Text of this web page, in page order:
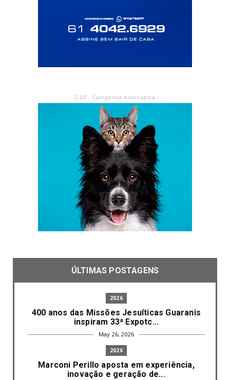
- GDF - Campanha Antirrabica -
ÚLTIMAS POSTAGENS
2026
400 anos das Missões Jesuíticas Guaranis
inspiram 33ª Expotc...
May 26, 2026
2026
Marconi Perillo aposta em experiência,
inovação e geração de...